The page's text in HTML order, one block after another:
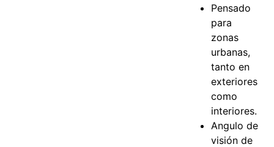
Pensado
para
zonas
urbanas,
tanto en
exteriores
como
interiores.
Angulo de
visión de